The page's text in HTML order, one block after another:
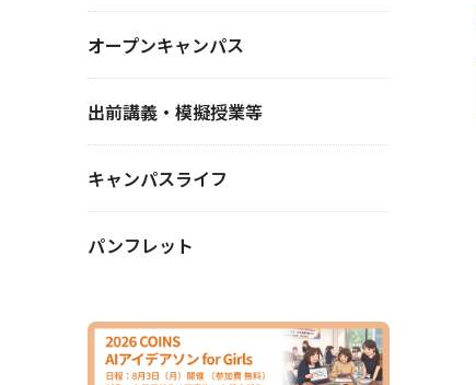
オープンキャンパス
出前講義・模擬授業等
キャンパスライフ
パンフレット